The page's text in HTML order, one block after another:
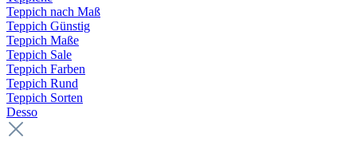
Teppich nach Maß
Teppich Günstig
Teppich Maße
Teppich Sale
Teppich Farben
Teppich Rund
Teppich Sorten
Desso